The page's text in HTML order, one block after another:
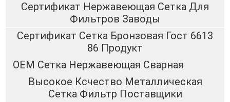
Сертификат Нержавеющая Сетка Для
Фильтров Заводы
Сертификат Сетка Бронзовая Гост 6613
86 Продукт
OEM Сетка Нержавеющая Сварная
Высокое Ксчество Металлическая
Сетка Фильтр Поставщики